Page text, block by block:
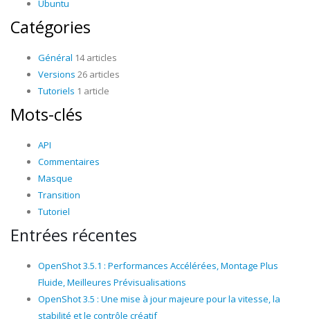
Ubuntu
Catégories
Général 14 articles
Versions 26 articles
Tutoriels 1 article
Mots-clés
API
Commentaires
Masque
Transition
Tutoriel
Entrées récentes
OpenShot 3.5.1 : Performances Accélérées, Montage Plus
Fluide, Meilleures Prévisualisations
OpenShot 3.5 : Une mise à jour majeure pour la vitesse, la
stabilité et le contrôle créatif